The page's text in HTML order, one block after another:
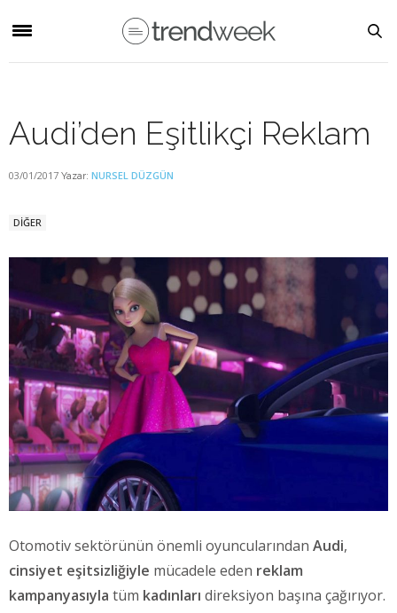
Audi’den Eşitlikçi Reklam
03/01/2017 Yazar: NURSEL DÜZGÜN
DİĞER
Otomotiv sektörünün önemli oyuncularından Audi,
cinsiyet eşitsizliğiyle mücadele eden reklam
kampanyasıyla tüm kadınları direksiyon başına çağırıyor.